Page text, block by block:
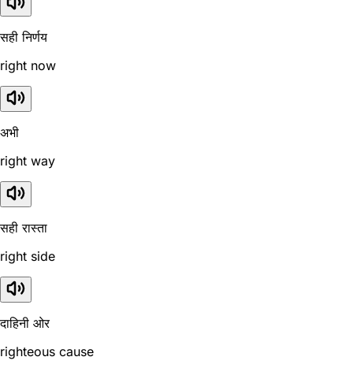
सही निर्णय
right now
अभी
right way
सही रास्ता
right side
दाहिनी ओर
righteous cause